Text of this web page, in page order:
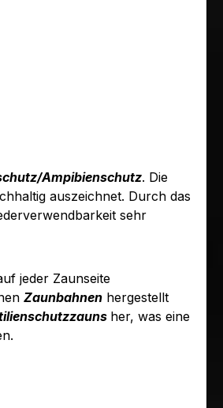
Ampibienschutz. Die
auszeichnet. Durch das
sehr
jeder Zaunseite
Zaunbahnen hergestellt
her, was eine